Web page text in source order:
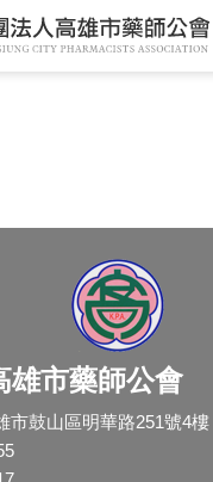
雄市藥師公會
市鼓山區明華路251號4樓